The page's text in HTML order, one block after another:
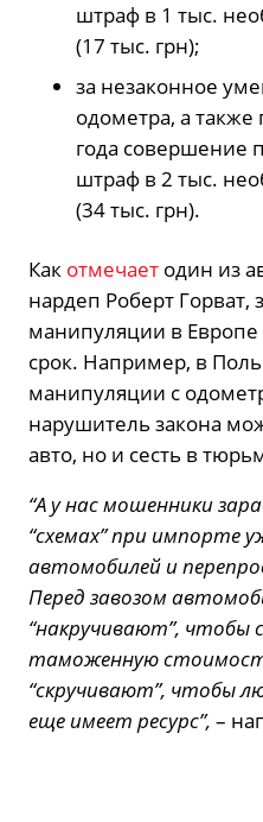
штраф в 1 тыс.
(17 тыс. грн);
за незаконное
одометра, а
года совершение
штраф в 2 тыс.
(34 тыс. грн).
Как отмечает один из
нардеп Роберт Горват,
манипуляции в
срок. Например, в
манипуляции с
нарушитель закона
авто, но и сесть в
“А у нас мошенники
“схемах” при импорте
автомобилей и
Перед завозом
“накручивают”, чтобы
таможенную
“скручивают”, чтобы
еще имеет ресурс”, –